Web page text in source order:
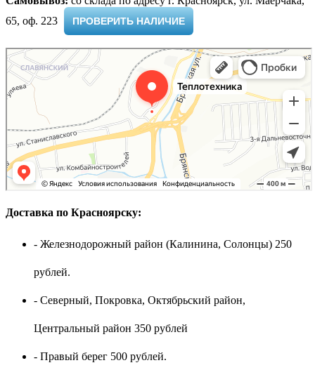
65, оф. 223 ​
ПРОВЕРИТЬ НАЛИЧИЕ
Доставка по Красноярску:
- Железнодорожный район (Калинина, Солонцы) 250
рублей.
- Северный, Покровка, Октябрьский район,
Центральный район 350 рублей
- Правый берег 500 рублей.